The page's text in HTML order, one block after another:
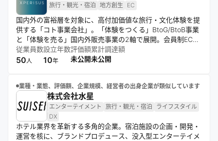
旅行・観光・宿泊 地方創生 EC
国内外の富裕層を対象に、高付加価値な旅行・文化体験を提
供する「コト事業会社」。「体験をつくる」BtoG/BtoB事業
と「体験を売る」国内外販売事業の2軸で展開。会員制ECサ
イト「XPERISUS.com」を通じて日本文化の継承と地方創生
を目指す。
従業員数
50 人
設立年数
10年
評価額
未公開
累計調達額
未公開
業種・業態、評価額、企業規模、経営者の出身企業が類似しています
株式会社水星
エンターテイメント 旅行・観光・宿泊
ライフスタイル
DX
ホテル業界を革新する多角的企業。宿泊施設の企画・開発・
運営を核に、ブランドプロデュース、没入型エンターテイメ